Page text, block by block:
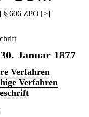
§ 606 ZPO [>]
Januar 1877
Verfahren
Verfahren